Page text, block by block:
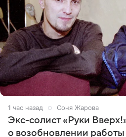
1 час назад Соня Жарова
Экс-солист «Руки
о возобновлении